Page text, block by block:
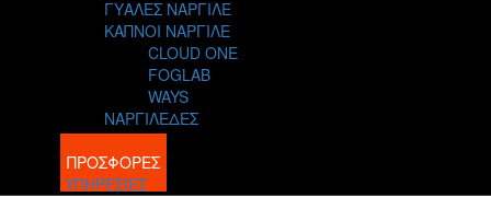
ΓΥΑΛΕΣ ΝΑΡΓΙΛΕ
ΚΑΠΝΟΙ ΝΑΡΓΙΛΕ
CLOUD ONE
FOGLAB
WAYS
ΝΑΡΓΙΛΕΔΕΣ
BLOG
ΠΡΟΣΦΟΡΕΣ
ΥΠΗΡΕΣΙΕΣ